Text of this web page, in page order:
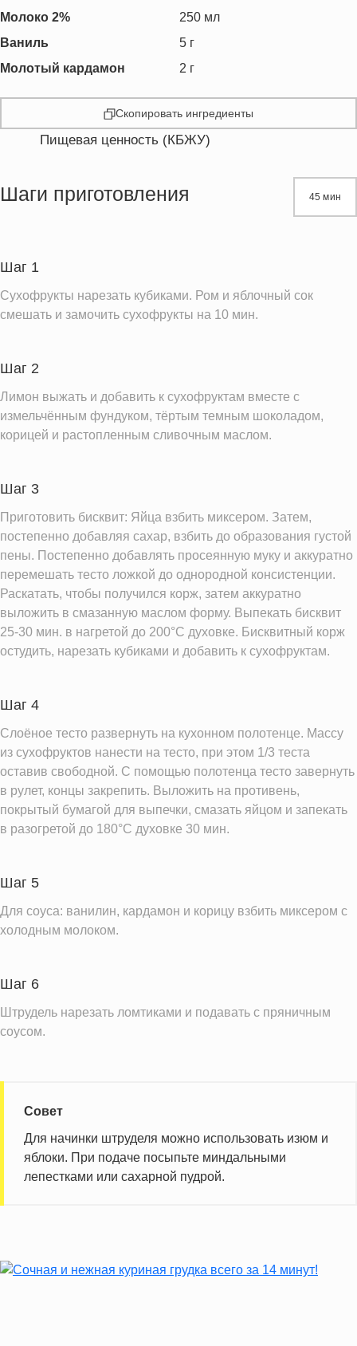
Молоко 2%
250 мл
Ваниль
5 г
Молотый кардамон
2 г
Скопировать ингредиенты
Пищевая ценность (КБЖУ)
Жиры
Пищевые волокна
Сахар
9.3 г
Натрий
114.3 мг
Кальций
Железо
2.9 мг
Калий
59.8 мг
Фолиевая кислота
15.3 мкг
Витамин Е
Насыщенные жиры
4339.4 г
Информация для одной порции
Шаги приготовления 45 мин
Шаг 1
Сухофрукты нарезать кубиками. Ром и яблочный сок
смешать и замочить сухофрукты на 10 мин.
Шаг 2
Лимон выжать и добавить к сухофруктам вместе с
измельчённым фундуком, тёртым темным шоколадом,
корицей и растопленным сливочным маслом.
Шаг 3
Приготовить бисквит: Яйца взбить миксером. Затем,
постепенно добавляя сахар, взбить до образования густой
пены. Постепенно добавлять просеянную муку и аккуратно
перемешать тесто ложкой до однородной консистенции.
Раскатать, чтобы получился корж, затем аккуратно
выложить в смазанную маслом форму. Выпекать бисквит
25-30 мин. в нагретой до 200°C духовке. Бисквитный корж
остудить, нарезать кубиками и добавить к сухофруктам.
Шаг 4
Слоёное тесто развернуть на кухонном полотенце. Массу
из сухофруктов нанести на тесто, при этом 1/3 теста
оставив свободной. С помощью полотенца тесто завернуть
в рулет, концы закрепить. Выложить на противень,
покрытый бумагой для выпечки, смазать яйцом и запекать
в разогретой до 180°C духовке 30 мин.
Шаг 5
Для соуса: ванилин, кардамон и корицу взбить миксером с
холодным молоком.
Шаг 6
Штрудель нарезать ломтиками и подавать с пряничным
соусом.
Совет
Для начинки штруделя можно использовать изюм и
яблоки. При подаче посыпьте миндальными
лепестками или сахарной пудрой.